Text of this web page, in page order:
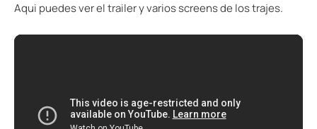
Aqui puedes ver el trailer y varios screens de los trajes.